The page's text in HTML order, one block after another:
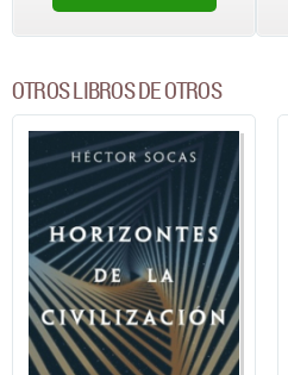
OTROS LIBROS DE OTROS